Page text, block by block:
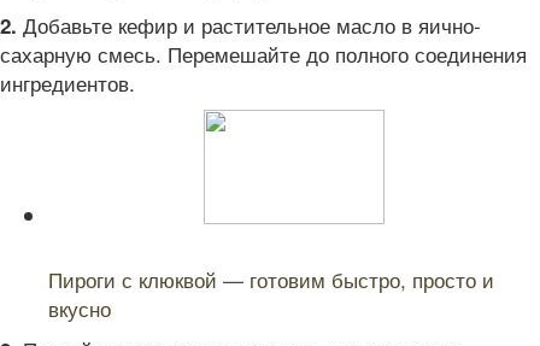
2. Добавьте кефир и растительное масло в яично-
сахарную смесь. Перемешайте до полного соединения
ингредиентов.
Пироги с клюквой — готовим быстро, просто и
вкусно